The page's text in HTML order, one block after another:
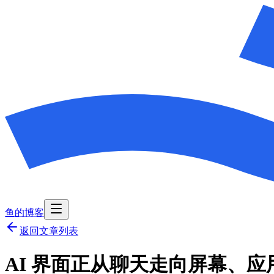
鱼的博客
返回文章列表
AI 界面正从聊天走向屏幕、应